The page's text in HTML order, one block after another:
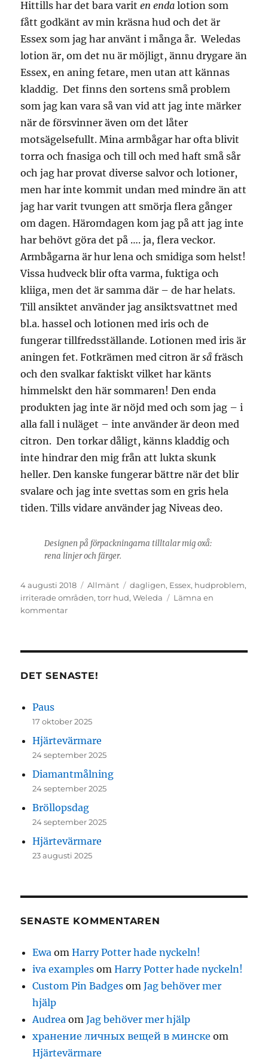
Hittills har det bara variten enda lotion som
fått godkänt av min kräsna hud och det är
Essex som jag har använt i många år. Weledas
lotion är, om det nu är möjligt, ännu drygare än
Essex, en aning fetare, men utan att kännas
kladdig. Det finns den sortens små problem
som jag kan vara så van vid att jag inte märker
när de försvinner även om det låter
motsägelsefullt. Mina armbågar har ofta blivit
torra och fnasiga och till och med haft små sår
och jag har provat diverse salvor och lotioner,
men har inte kommit undan med mindre än att
jag har varit tvungen att smörja flera gånger
om dagen. Häromdagen kom jag på att jag inte
har behövt göra det på …. ja, flera veckor.
Armbågarna är hur lena och smidiga som helst!
Vissa hudveck blir ofta varma, fuktiga och
kliiga, men det är samma där – de har helats.
Till ansiktet använder jag ansiktsvattnet med
bl.a. hassel och lotionen med iris och de
fungerar tillfredsställande. Lotionen med iris är
aningen fet. Fotkrämen med citron ärså fräsch
och den svalkar faktiskt vilket har känts
himmelskt den här sommaren! Den enda
produkten jag inte är nöjd med och som jag – i
alla fall i nuläget – inte använder är deon med
citron. Den torkar dåligt, känns kladdig och
inte hindrar den mig från att lukta skunk
heller. Den kanske fungerar bättre när det blir
svalare och jag inte svettas som en gris hela
tiden. Tills vidare använder jag Niveas deo.
Designen på förpackningarna tilltalar mig oxå:
rena linjer och färger.
Publicerat
den
4 augusti 2018 Kategorier
Allmänt Etiketter
dagligen, Essex, hudproblem,
irriterade områden,torr hud,Weleda
Lämna en
kommentartill
DET SENASTE!
Paus
17 oktober 2025
Hjärtevärmare
24 september 2025
Diamantmålning
24 september 2025
Bröllopsdag
24 september 2025
Hjärtevärmare
23 augusti 2025
SENASTE KOMMENTAREN
Ewa omHarry Potter hade nyckeln!
iva examples omHarry Potter hade nyckeln!
Custom Pin Badges omJag behöver mer
hjälp
Audrea omJag behöver mer hjälp
хранение личных вещей в минске om
Hjärtevärmare